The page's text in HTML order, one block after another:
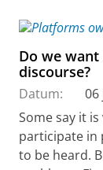
Do we
discourse?
Datum:
06
Some say it
participate in
to be heard.